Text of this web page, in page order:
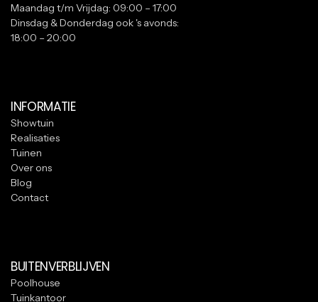
Maandag t/m Vrijdag: 09:00 – 17:00
Dinsdag & Donderdag ook 's avonds:
18:00 – 20:00
INFORMATIE
Showtuin
Realisaties
Tuinen
Over ons
Blog
Contact
BUITENVERBLIJVEN
Poolhouse
Tuinkantoor